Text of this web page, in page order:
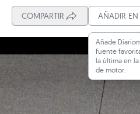
COMPARTIR AÑADIR
Añade
fuente
la última en
de motor.